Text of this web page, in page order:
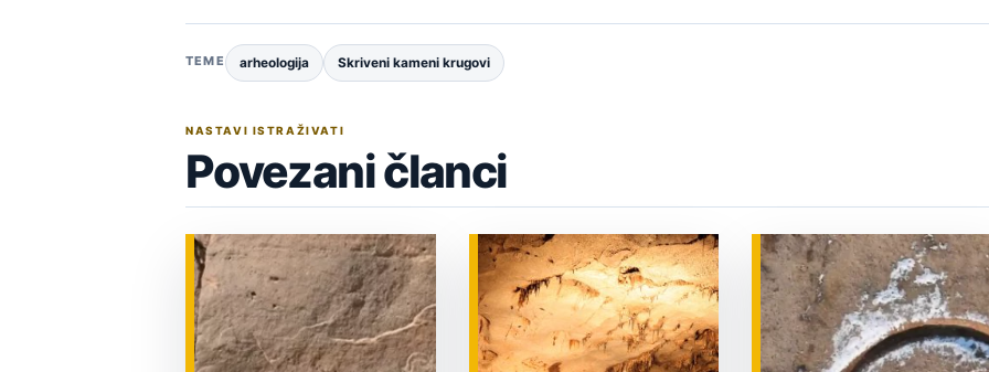
TEME arheologija Skriveni kameni krugovi
NASTAVI ISTRAŽIVATI
Povezani članci